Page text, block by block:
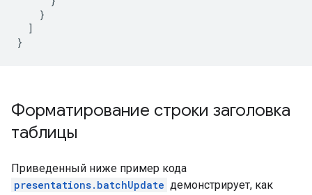
}
]
}
Форматирование строки заголовка
таблицы
Приведенный ниже пример кода
presentations.batchUpdate демонстрирует, как